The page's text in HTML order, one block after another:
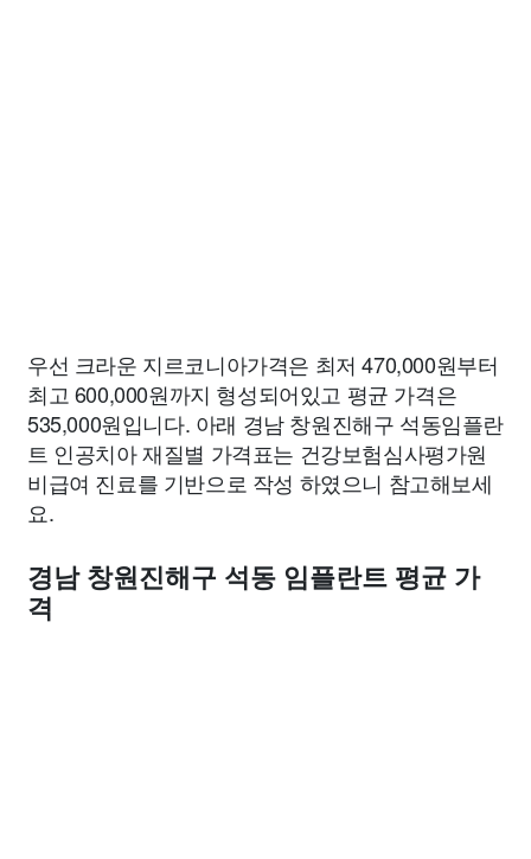
우선 크라운 지르코니아가격은 최저 470,000원부터
최고 600,000원까지 형성되어있고 평균 가격은
535,000원입니다. 아래 경남 창원진해구 석동임플란
트 인공치아 재질별 가격표는 건강보험심사평가원
비급여 진료를 기반으로 작성 하였으니 참고해보세
요.
경남 창원진해구 석동 임플란트 평균 가
격